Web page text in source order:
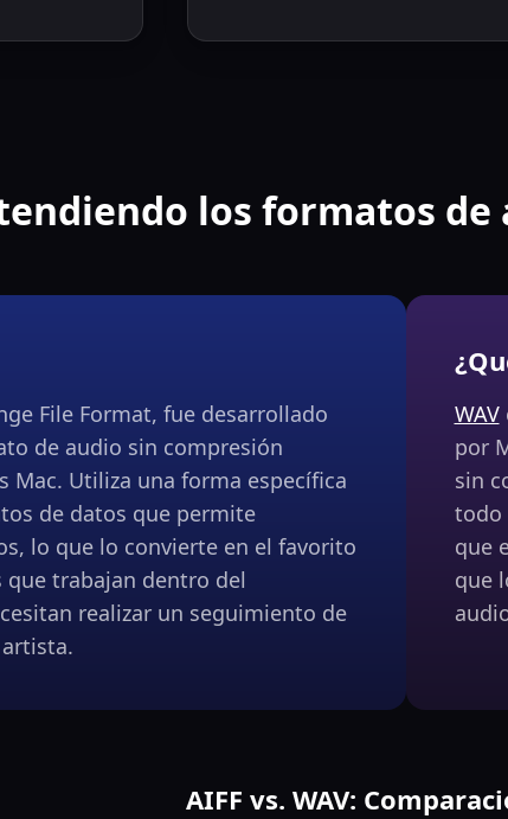
los formatos de
File Format, fue desarrollado
de audio sin compresión
Mac. Utiliza una forma específica
de datos que permite
lo que lo convierte en el favorito
que trabajan dentro del
realizar un seguimiento de
WAV
por
sin
todo
que
que
AIFF vs. WAV: